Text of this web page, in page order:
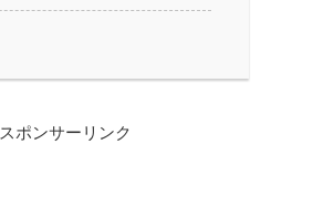
スポンサーリンク